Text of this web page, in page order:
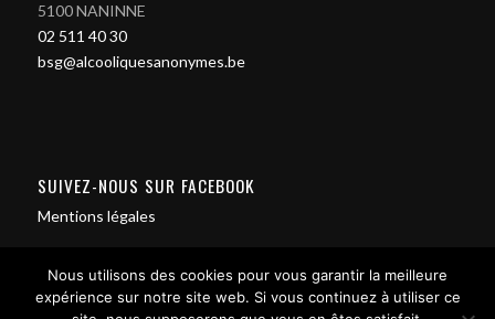
5100 NANINNE
02 511 40 30
bsg@alcooliquesanonymes.be
SUIVEZ-NOUS SUR FACEBOOK
Mentions légales
Nous utilisons des cookies pour vous garantir la meilleure
expérience sur notre site web. Si vous continuez à utiliser ce